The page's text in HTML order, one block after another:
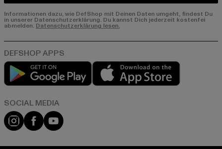
Informationen dazu, wie DefShop mit Deinen Daten umgeht, findest Du
in unserer Datenschutzerklärung. Du kannst Dich jederzeit kostenfei
abmelden. Datenschutzerklärung lesen.
Play market
Instagram
FacebookYouTube